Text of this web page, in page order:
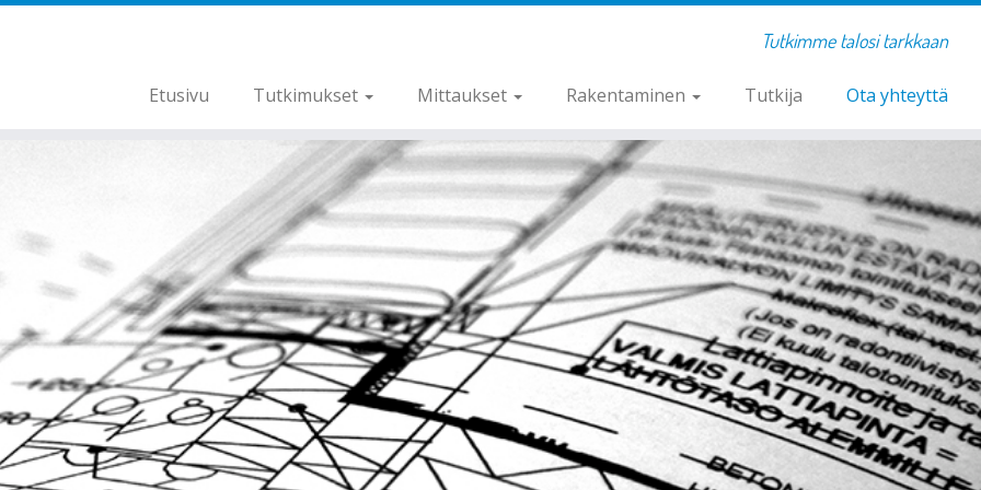
Tutkimme talosi tarkkaan
Etusivu Tutkimukset Mittaukset Rakentaminen Tutkija Ota yhteyttä